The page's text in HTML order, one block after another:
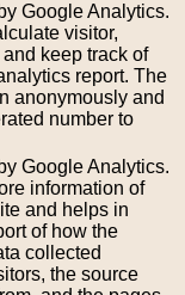
Google Analytics.
visitor,
keep track of
report. The
anonymously and
number to
Google Analytics.
information of
and helps in
of how the
collected
the source